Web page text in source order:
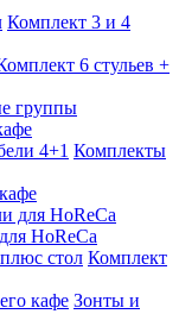
Комплект 3 и 4
6 стульев +
группы
Комплекты
HoReCa
Комплект
Зонты и